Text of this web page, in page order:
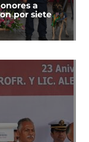
a
por siete